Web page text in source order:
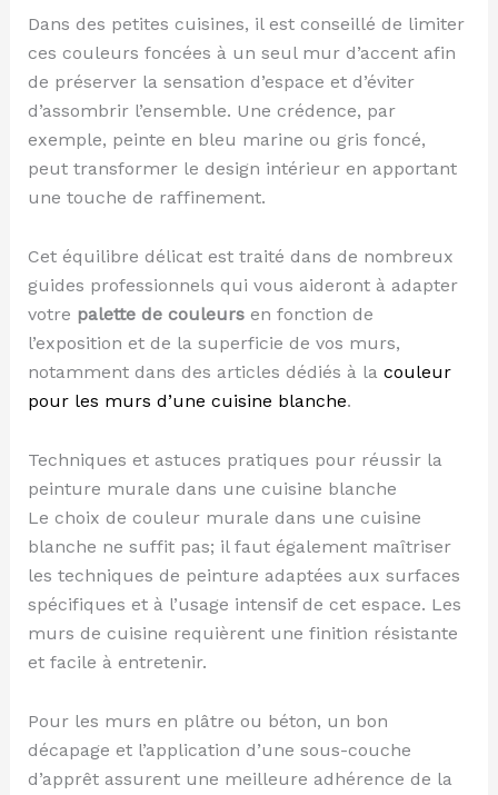
Dans des petites cuisines, il est conseillé de limiter
ces couleurs foncées à un seul mur d’accent afin
de préserver la sensation d’espace et d’éviter
d’assombrir l’ensemble. Une crédence, par
exemple, peinte en bleu marine ou gris foncé,
peut transformer le design intérieur en apportant
une touche de raffinement.
Cet équilibre délicat est traité dans de nombreux
guides professionnels qui vous aideront à adapter
votre palette de couleursen fonction de
l’exposition et de la superficie de vos murs,
notamment dans des articles dédiés à la couleur
pour les murs d’une cuisine blanche.
Techniques et astuces pratiques pour réussir la
peinture murale dans une cuisine blanche
Le choix de couleur murale dans une cuisine
blanche ne suffit pas; il faut également maîtriser
les techniques de peinture adaptées aux surfaces
spécifiques et à l’usage intensif de cet espace. Les
murs de cuisine requièrent une finition résistante
et facile à entretenir.
Pour les murs en plâtre ou béton, un bon
décapage et l’application d’une sous-couche
d’apprêt assurent une meilleure adhérence de la